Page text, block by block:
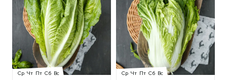
Ср Чт Пт Сб Вс Ср Чт Пт Сб Вс